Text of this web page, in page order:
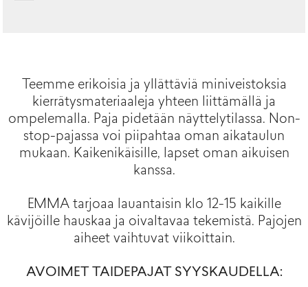
Teemme erikoisia ja yllättäviä miniveistoksia
kierrätysmateriaaleja yhteen liittämällä ja
ompelemalla. Paja pidetään näyttelytilassa. Non-
stop-pajassa voi piipahtaa oman aikataulun
mukaan. Kaikenikäisille, lapset oman aikuisen
kanssa.
EMMA tarjoaa lauantaisin klo 12-15 kaikille
kävijöille hauskaa ja oivaltavaa tekemistä. Pajojen
aiheet vaihtuvat viikoittain.
AVOIMET TAIDEPAJAT SYYSKAUDELLA: